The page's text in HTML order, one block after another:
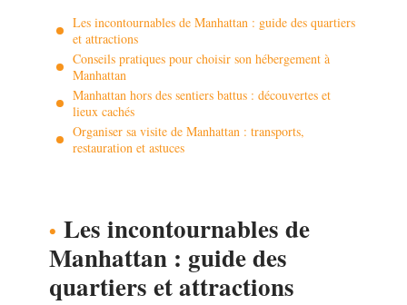
Les incontournables de Manhattan : guide des quartiers
et attractions
Conseils pratiques pour choisir son hébergement à
Manhattan
Manhattan hors des sentiers battus : découvertes et
lieux cachés
Organiser sa visite de Manhattan : transports,
restauration et astuces
Les incontournables de
Manhattan : guide des
quartiers et attractions